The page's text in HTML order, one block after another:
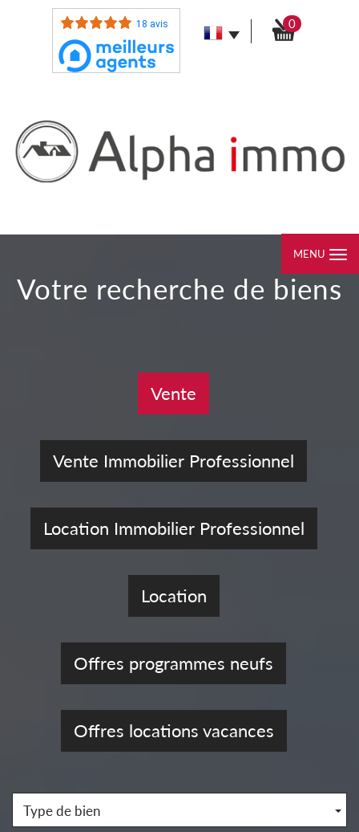
18 avis 0
MENU
votre recherche de biens
Vente
Vente Immobilier Professionnel
Location Immobilier Professionnel
Location
Offres programmes neufs
Offres locations vacances
Type de bien